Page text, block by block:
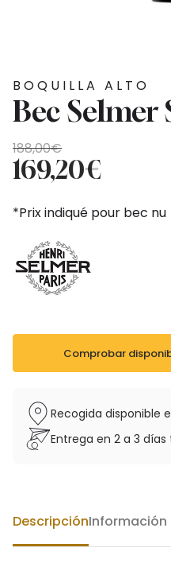
BOQUILLA ALTO
Bec Selmer
188,00€
El
precio
original
era:
188,00€.
169,20€
El
precio
actual
es:
169,20€.
*Prix indiqué pour bec nu
Comprobar
Recogida disponible
Entrega en 2 a 3
Descripción